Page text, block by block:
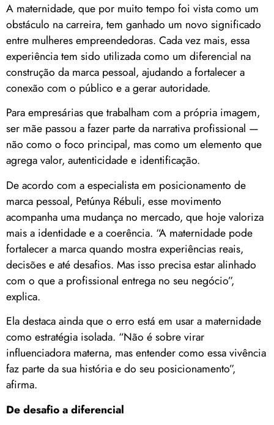
A maternidade, que por muito tempo foi vista como um
obstáculo na carreira, tem ganhado um novo significado
entre mulheres empreendedoras. Cada vez mais, essa
experiência tem sido utilizada como um diferencial na
construção da marca pessoal, ajudando a fortalecer a
conexão com o público e a gerar autoridade.
Para empresárias que trabalham com a própria imagem,
ser mãe passou a fazer parte da narrativa profissional —
não como o foco principal, mas como um elemento que
agrega valor, autenticidade e identificação.
De acordo com a especialista em posicionamento de
marca pessoal, Petúnya Rébuli, esse movimento
acompanha uma mudança no mercado, que hoje valoriza
mais a identidade e a coerência. “A maternidade pode
fortalecer a marca quando mostra experiências reais,
decisões e até desafios. Mas isso precisa estar alinhado
com o que a profissional entrega no seu negócio”,
explica.
Ela destaca ainda que o erro está em usar a maternidade
como estratégia isolada. “Não é sobre virar
influenciadora materna, mas entender como essa vivência
faz parte da sua história e do seu posicionamento”,
afirma.
De desafio a diferencial